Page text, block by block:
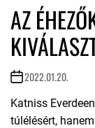
AZ
2022.01.20.
Katniss
túlélésért,